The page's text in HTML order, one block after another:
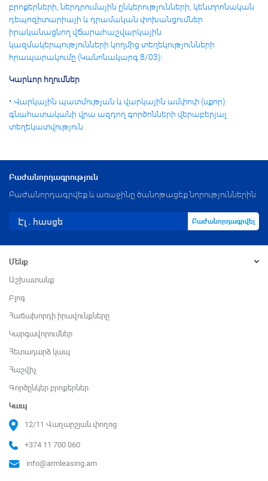
բրոքերների, ներդրումային ընկերությունների, կենտրոնական
դեպոզիտարիայի և դրամական փոխանցումներ
իրականացնող վճարահաշվարկային
կազմակերպությունների կողմից տեղեկությունների
հրապարակումը (Կանոնակարգ 8/03):
Կարևոր հղումներ
• Վարկային պատմության և վարկային ամփոփ (սքոր)
գնահատականի վրա ազդող գործոնների վերաբերյալ
տեղեկատվություն
Բաժանորդագրություն
Բաժանորդագրվեք և առաջինը ծանոթացեք նորություններին
Բաժանորդագրվել
Մենք
Աշխատանք
Բլոգ
Հաճախորդի իրավունքները
Կարգավորումներ
Հետադարձ կապ
Հաշվիչ
Գործընկեր բրոքերներ
Կապ
12/11 Վաղարշյան փողոց
+374 11 700 060
info@armleasing.am